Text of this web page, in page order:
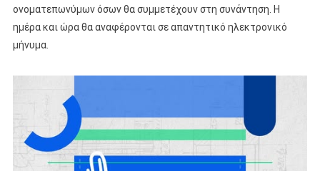
ονοματεπωνύμων όσων θα συμμετέχουν στη συνάντηση. Η
ημέρα και ώρα θα αναφέρονται σε απαντητικό ηλεκτρονικό
μήνυμα.